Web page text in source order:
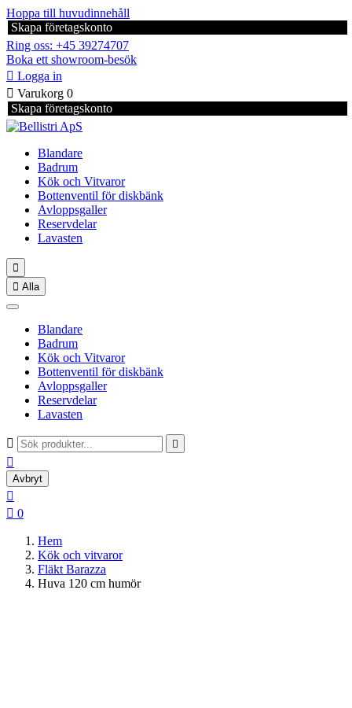
Hoppa till huvudinnehåll
Skapa företagskonto
Ring oss: +45 39274707
Boka ett showroom-besök
 Logga in
 Varukorg 0
Skapa företagskonto
Blandare
Badrum
Kök och Vitvaror
Bottenventil för diskbänk
Avloppsgaller
Reservdelar
Lavasten

 Alla
Blandare
Badrum
Kök och Vitvaror
Bottenventil för diskbänk
Avloppsgaller
Reservdelar
Lavasten
 

Avbryt

 0
Hem
Kök och vitvaror
Fläkt Barazza
Huva 120 cm humör